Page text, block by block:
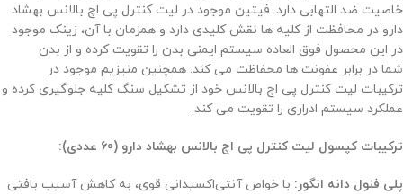
خاصیت ضد التهابی دارد. فیتین موجود در لیت کنترل پی اچ بالانس بهشاد
دارو در محافظت از کلیه ها نقش کلیدی دارد و همزمان با آن، زینک موجود
در این محصول فوق العاده سیستم ایمنی بدن را تقویت کرده و از بدن
شما در برابر عفونت ها محفاظت می کند. همچنین منیزیم موجود در
ترکیبات لیت کنترل پی اچ بالانس خود از تشکیل سنگ کلیه جلوگیری کرده و
عملکرد سیستم ادراری را تقویت می کند.
ترکیبات کپسول لیت کنترل پی اچ بالانس بهشاد دارو (60 عددی):
پلی فنول دانه انگور: با خواص آنتی‌اکسیدانی قوی، به کاهش آسیب بافتی